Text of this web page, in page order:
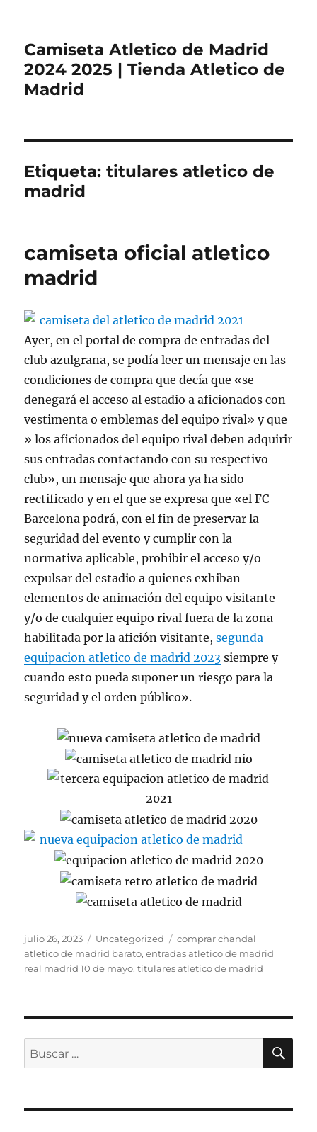
Camiseta Atletico de Madrid
2024 2025 | Tienda Atletico de
Madrid
Etiqueta:titulares atletico de
madrid
camiseta oficial atletico
madrid
Ayer, en el portal de compra de entradas del
club azulgrana, se podía leer un mensaje en las
condiciones de compra que decía que «se
denegará el acceso al estadio a aficionados con
vestimenta o emblemas del equipo rival» y que
» los aficionados del equipo rival deben adquirir
sus entradas contactando con su respectivo
club», un mensaje que ahora ya ha sido
rectificado y en el que se expresa que «el FC
Barcelona podrá, con el fin de preservar la
seguridad del evento y cumplir con la
normativa aplicable, prohibir el acceso y/o
expulsar del estadio a quienes exhiban
elementos de animación del equipo visitante
y/o de cualquier equipo rival fuera de la zona
habilitada por la afición visitante,segunda
equipacion atletico de madrid 2023 siempre y
cuando esto pueda suponer un riesgo para la
seguridad y el orden público».
Publicado
el
julio 26, 2023 Categorías
Uncategorized Etiquetas
comprar chandal
atletico de madrid barato,entradas atletico de madrid
real madrid 10 de mayo,titulares atletico de madrid
Buscar
por: